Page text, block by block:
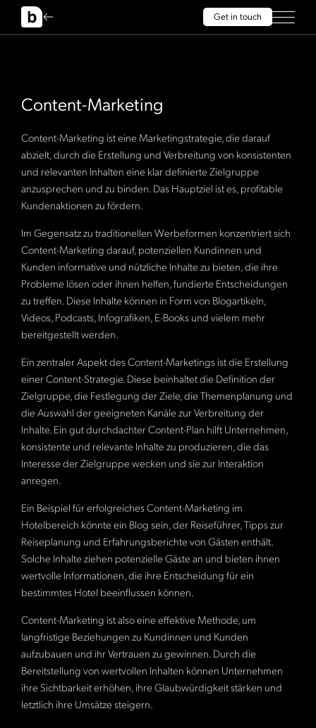
Get in touch
Content-Marketing
Content-Marketing ist eine Marketingstrategie, die darauf
abzielt, durch die Erstellung und Verbreitung von konsistenten
und relevanten Inhalten eine klar definierte Zielgruppe
anzusprechen und zu binden. Das Hauptziel ist es, profitable
Kundenaktionen zu fördern.
Im Gegensatz zu traditionellen Werbeformen konzentriert sich
Content-Marketing darauf, potenziellen Kundinnen und
Kunden informative und nützliche Inhalte zu bieten, die ihre
Probleme lösen oder ihnen helfen, fundierte Entscheidungen
zu treffen. Diese Inhalte können in Form von Blogartikeln,
Videos, Podcasts, Infografiken, E-Books und vielem mehr
bereitgestellt werden.
Ein zentraler Aspekt des Content-Marketings ist die Erstellung
einer Content-Strategie. Diese beinhaltet die Definition der
Zielgruppe, die Festlegung der Ziele, die Themenplanung und
die Auswahl der geeigneten Kanäle zur Verbreitung der
Inhalte. Ein gut durchdachter Content-Plan hilft Unternehmen,
konsistente und relevante Inhalte zu produzieren, die das
Interesse der Zielgruppe wecken und sie zur Interaktion
anregen.
Ein Beispiel für erfolgreiches Content-Marketing im
Hotelbereich könnte ein Blog sein, der Reiseführer, Tipps zur
Reiseplanung und Erfahrungsberichte von Gästen enthält.
Solche Inhalte ziehen potenzielle Gäste an und bieten ihnen
wertvolle Informationen, die ihre Entscheidung für ein
bestimmtes Hotel beeinflussen können.
Content-Marketing ist also eine effektive Methode, um
langfristige Beziehungen zu Kundinnen und Kunden
aufzubauen und ihr Vertrauen zu gewinnen. Durch die
Bereitstellung von wertvollen Inhalten können Unternehmen
ihre Sichtbarkeit erhöhen, ihre Glaubwürdigkeit stärken und
letztlich ihre Umsätze steigern.